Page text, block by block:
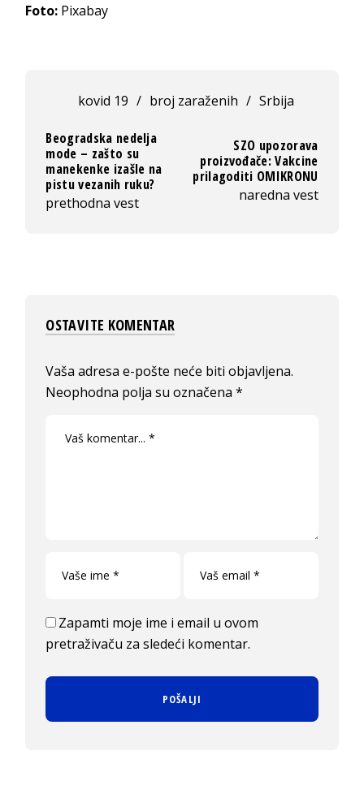
Foto: Pixabay
kovid 19 / broj zaraženih / Srbija
Beogradska nedelja
mode – zašto su
manekenke izašle na
pistu vezanih ruku?
prethodna vest
SZO upozorava
proizvođače: Vakcine
prilagoditi OMIKRONU
naredna vest
OSTAVITE KOMENTAR
Vaša adresa e-pošte neće biti objavljena.
Neophodna polja su označena*
Zapamti moje ime i email u ovom
pretraživaču za sledeći komentar.